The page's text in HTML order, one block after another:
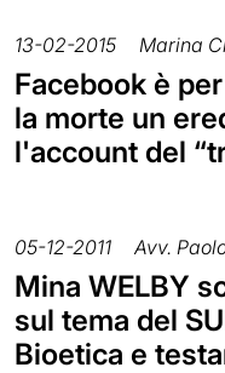
13-02-2015 Marina
Facebook è
la morte un
l'account del
05-12-2011 Avv.
Mina WELBY
sul tema del
Bioetica e